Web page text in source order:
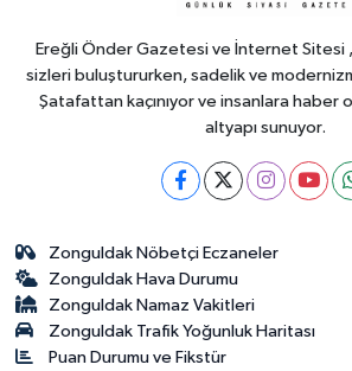
Ereğli Önder Gazetesi ve İnternet Sitesi
sizleri buluştururken, sadelik ve
Şatafattan kaçınıyor ve insanlara haber
altyapı sunuyor.
Zonguldak Nöbetçi Eczaneler
Zonguldak Hava Durumu
Zonguldak Namaz Vakitleri
Zonguldak Trafik Yoğunluk Haritası
Puan Durumu ve Fikstür